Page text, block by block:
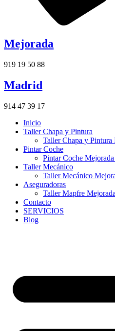
Mejorada
919 19 50 88
Madrid
914 47 39 17
Inicio
Taller Chapa y Pintura
Taller Chapa y
Pintar Coche
Pintar Coche
Taller Mecánico
Taller Mecánico
Aseguradoras
Taller Mapfre
Contacto
SERVICIOS
Blog